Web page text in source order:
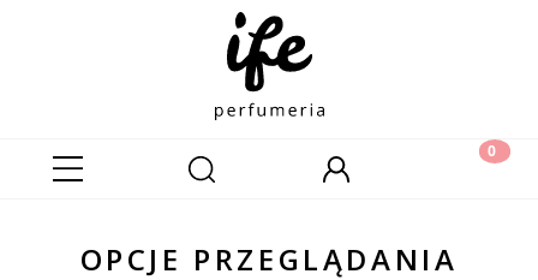
OPCJE PRZEGLĄDANIA